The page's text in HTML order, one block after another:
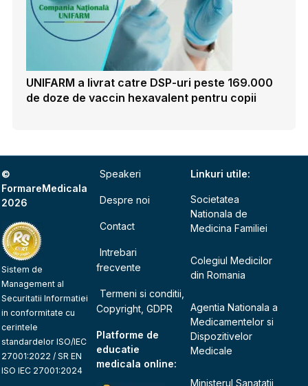
UNIFARM a livrat catre DSP-uri peste 169.000
de doze de vaccin hexavalent pentru copii
©
FormareMedicala
2026
Sistem de
Management al
Securitatii Informatiei
in conformitate cu
cerintele
standardelor ISO/IEC
27001:2022 / SR EN
ISO IEC 27001:2024
Speakeri
Despre noi
Contact
Intrebari
frecvente
Termeni si conditii,
Copyright, GDPR
Platforme de
educatie
medicala online:
Linkuri utile:
Societatea
Nationala de
Medicina Familiei
Colegiul Medicilor
din Romania
Agentia Nationala a
Medicamentelor si
Dispozitivelor
Medicale
Ministerul Sanatatii